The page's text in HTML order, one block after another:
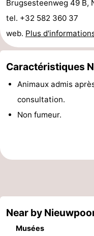
Brugsesteenweg 49 B,
tel. +32 582 360 37
web. Plus
Caractéristiques
Animaux admis
consultation.
Non fumeur.
Near by
Musées